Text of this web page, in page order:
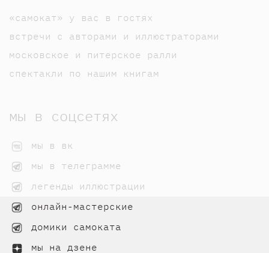
«самокат» у вас в гостях
встречи с авторами и иллюстраторами
московское и питерское ралли
спектакли по нашим книгам
мы в соцсетях
мы в вк
мы в телеграмме
легенды иллюстрации
онлайн-мастерские
домики самоката
мы на дзене